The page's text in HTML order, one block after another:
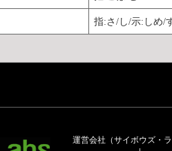
指:さ/し/示:しめ/
運営会社（サイボウズ・ラ